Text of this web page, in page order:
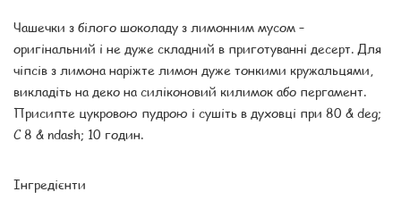
Чашечки з білого шоколаду з лимонним мусом –
оригінальний і не дуже складний в приготуванні десерт. Для
чіпсів з лимона наріжте лимон дуже тонкими кружальцями,
викладіть на деко на силіконовий килимок або пергамент.
Присипте цукровою пудрою і сушіть в духовці при 80 & deg;
С 8 & ndash; 10 годин.
Інгредієнти